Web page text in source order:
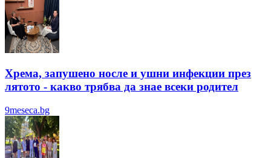
Хрема, запушено носле и ушни инфекции през
лятотo - какво трябва да знае всеки родител
9meseca.bg